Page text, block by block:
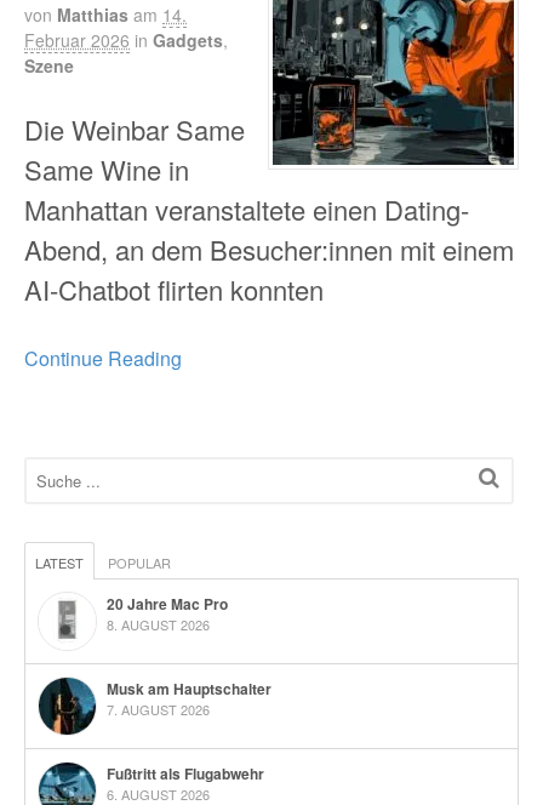
von Matthias am 14.
Februar 2026 in Gadgets,
Szene
Die Weinbar Same
Same Wine in
Manhattan veranstaltete einen Dating-
Abend, an dem Besucher:innen mit einem
AI-Chatbot flirten konnten
Continue Reading
LATEST POPULAR
20 Jahre Mac Pro
8. AUGUST 2026
Musk am Hauptschalter
7. AUGUST 2026
Fußtritt als Flugabwehr
6. AUGUST 2026